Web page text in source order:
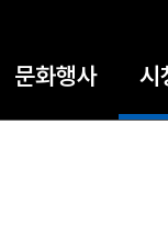
문화행사 시